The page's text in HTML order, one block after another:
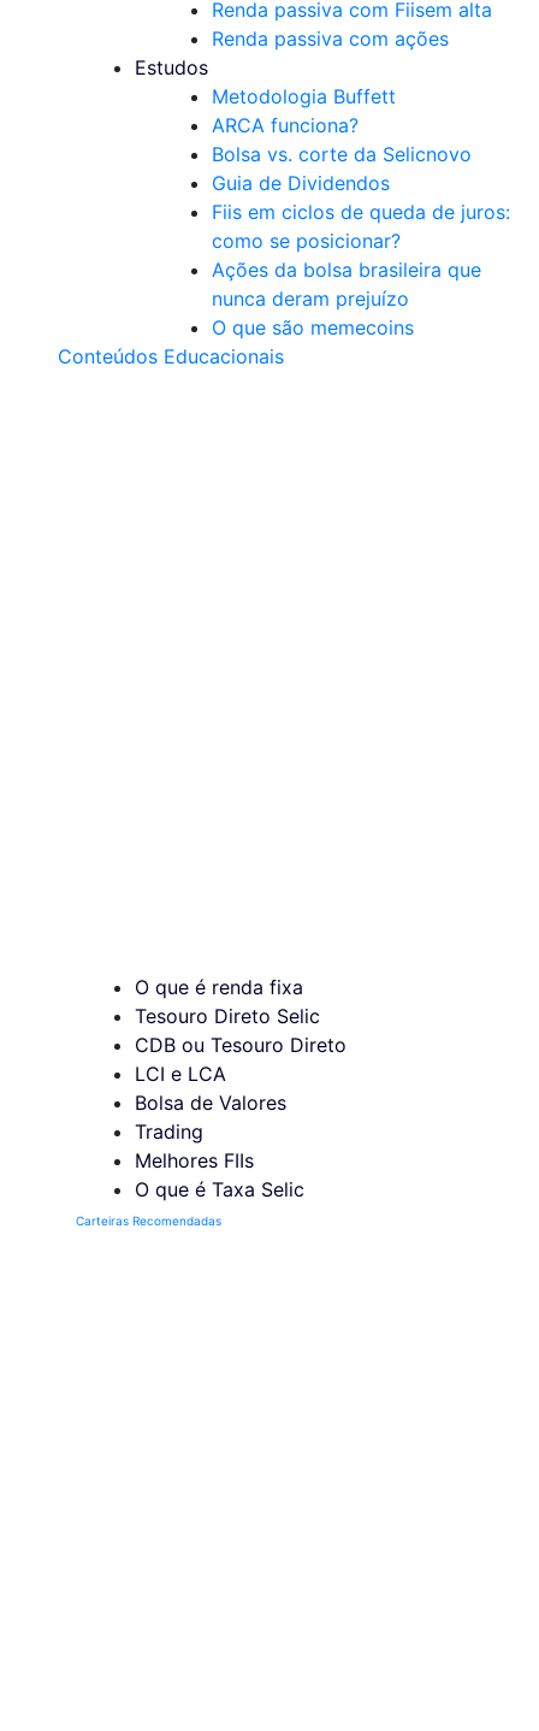
Renda passiva com Fiisem alta
Renda passiva com ações
Estudos
Metodologia Buffett
ARCA funciona?
Bolsa vs. corte da Selicnovo
Guia de Dividendos
Fiis em ciclos de queda de juros:
como se posicionar?
Ações da bolsa brasileira que
nunca deram prejuízo
O que são memecoins
Conteúdos Educacionais
O que é renda fixa
Tesouro Direto Selic
CDB ou Tesouro Direto
LCI e LCA
Bolsa de Valores
Trading
Melhores FIIs
O que é Taxa Selic
Carteiras Recomendadas